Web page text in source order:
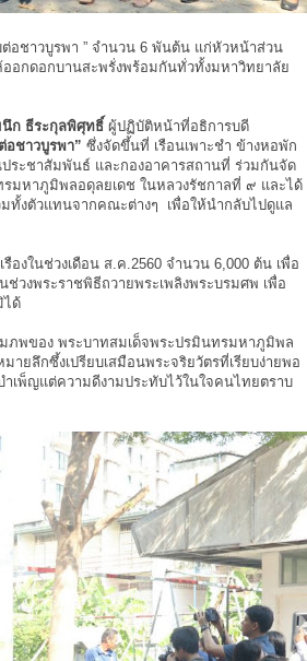
อชาวบูรพา ” จำนวน 6 พันต้น แก่หัวหน้าส่วน
อกดอกบานสะพรั่งพร้อมกันทั่วทั้งมหาวิทยาลัย
นึก ธีระกุลพิศุทธิ์ ผู้ปฏิบัติหน้าที่อธิการบดี
อชาวบูรพา” ซึ่งจัดขึ้นที่ เรือนเพาะชำ ข้างหอพัก
ระชาสัมพันธ์ และกองอาคารสถานที่ ร่วมกันจัด
มหาภูมิพลอดุลยเดช ในหลวงรัชกาลที่ ๙ และได้
งตัวแทนจากคณะต่างๆ เพื่อให้นำกลับไปดูแล
องในช่วงเดือน ส.ค.2560 จำนวน 6,000 ต้น เพื่อ
วงพระราชพิธีถวายพระเพลิงพระบรมศพ เพื่อ
ได้
มภพของ พระบาทสมเด็จพระปรมินทรมหาภูมิพล
ยลึกซึ้งเปรียบเสมือนพระจริยวัตรที่เรียบง่ายพอ
เพ็ญแต่ความดีงามประทับไว้ในใจคนไทยตราบ